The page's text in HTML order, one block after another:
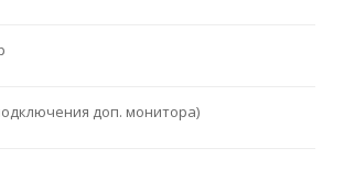
доп. монитора)